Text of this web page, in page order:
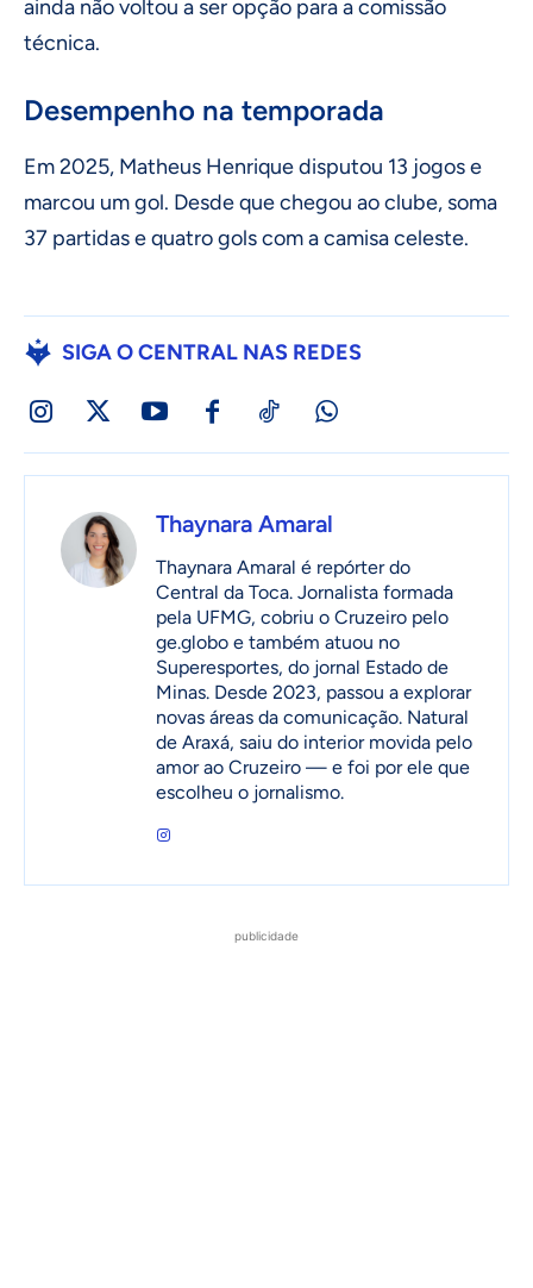
ainda não voltou a ser opção para a comissão
técnica.
Desempenho na temporada
Em 2025, Matheus Henrique disputou 13 jogos e
marcou um gol. Desde que chegou ao clube, soma
37 partidas e quatro gols com a camisa celeste.
SIGA O CENTRAL NAS REDES
Thaynara Amaral
Thaynara Amaral é repórter do
Central da Toca. Jornalista formada
pela UFMG, cobriu o Cruzeiro pelo
ge.globo e também atuou no
Superesportes, do jornal Estado de
Minas. Desde 2023, passou a explorar
novas áreas da comunicação. Natural
de Araxá, saiu do interior movida pelo
amor ao Cruzeiro — e foi por ele que
escolheu o jornalismo.
publicidade